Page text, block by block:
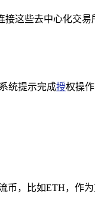
这些去中心化交
统提示完成授权操
币，比如ETH，作